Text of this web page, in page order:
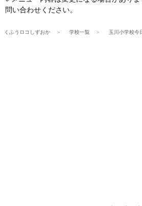
問い合わせください。
くふうロコしずおか 学校一覧 玉川小学校今